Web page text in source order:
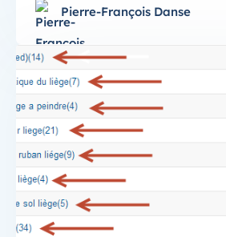
Pierre-François Danse